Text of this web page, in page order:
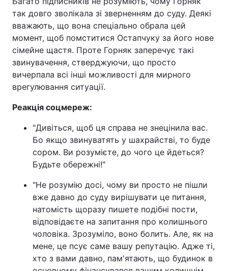
так довго зволікала зі зверненням до суду. Деякі
вважають, що вона спеціально обрала цей
момент, щоб помститися Остапчуку за його нове
сімейне щастя. Проте Горняк заперечує такі
звинувачення, стверджуючи, що просто
вичерпала всі інші можливості для мирного
врегулювання ситуації.
Реакція соцмереж:
"Дивіться, щоб ця справа не знецінила вас.
Бо якщо звинуватять у шахрайстві, то буде
сором. Ви розумієте, до чого це йдеться?
Будьте обережні!"
"Не розумію досі, чому ви просто не пішли
вже давно до суду вирішувати це питання,
натомість щоразу пишете подібні пости,
відповідаєте на запитання про колишнього
чоловіка. Зрозуміло, воно болить. Але, як на
мене, це псує саме вашу репутацію. Адже ті,
хто з вами давно, пам'ятають, що будинок в